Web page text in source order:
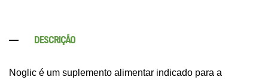
DESCRIÇÃO
Noglic é um suplemento alimentar indicado para a